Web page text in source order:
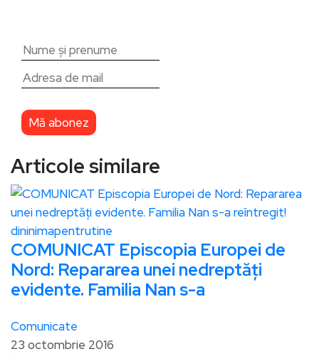
Articole similare
dininimapentrutine
COMUNICAT Episcopia Europei de
Nord: Repararea unei nedreptăți
evidente. Familia Nan s-a
Comunicate
23 octombrie 2016